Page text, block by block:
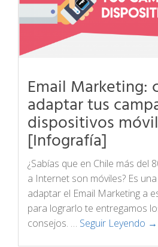
Email Marketing:
adaptar tus
dispositivos
[Infografía]
¿Sabías que en Chile más del
a Internet son móviles? Es
adaptar el Email Marketing a
para lograrlo te entregamos
consejos. … Seguir Leyendo →